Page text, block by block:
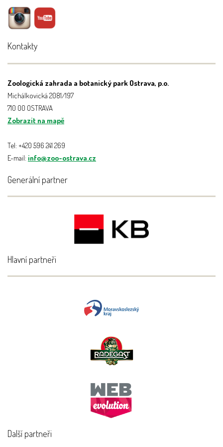
Kontakty
Zoologická zahrada a botanický park Ostrava, p.o.
Michálkovická 2081/197
710 00 OSTRAVA
Zobrazit na mapě
Tel: +420 596 241 269
E-mail: info@zoo-ostrava.cz
Generální partner
Hlavní partneři
Další partneři